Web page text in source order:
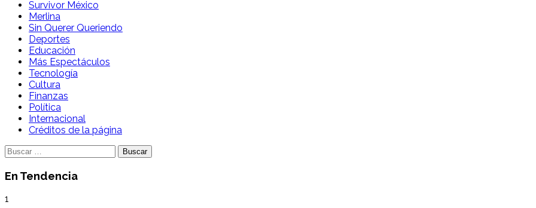
Survivor México
Merlina
Sin Querer Queriendo
Deportes
Educación
Más Espectáculos
Tecnología
Cultura
Finanzas
Política
Internacional
Créditos de la página
Buscar:
En Tendencia
1